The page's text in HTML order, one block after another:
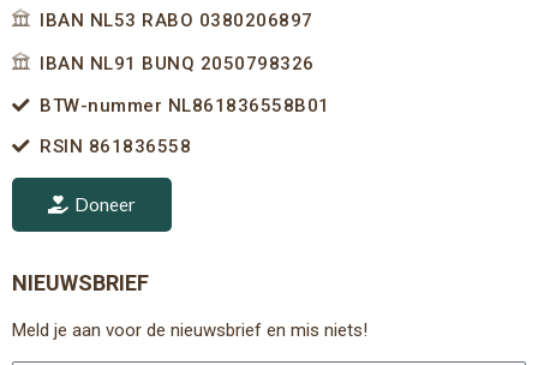
IBAN NL53 RABO 0380206897
IBAN NL91 BUNQ 2050798326
BTW-nummer NL861836558B01
RSIN 861836558
Doneer
NIEUWSBRIEF
Meld je aan voor de nieuwsbrief en mis niets!